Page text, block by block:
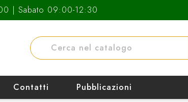
| Sabato 09:00-12:30
Contatti Pubblicazioni